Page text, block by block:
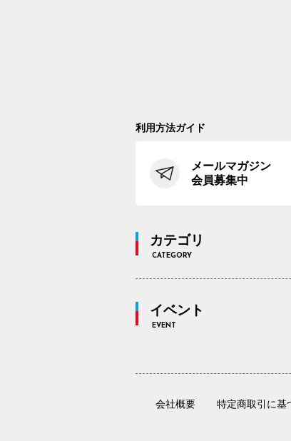
利用方法ガイド
メールマガジン
会員募集中
カテゴリ
CATEGORY
イベント
EVENT
会社概要 特定商取引に基